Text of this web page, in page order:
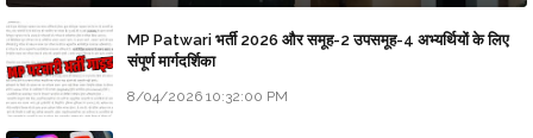
MP Patwari भर्ती 2026 और समूह-2 उपसमूह-4 अभ्यर्थियों के लिए
संपूर्ण मार्गदर्शिका
8/04/2026 10:32:00 PM